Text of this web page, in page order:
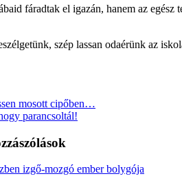
fáradtak el igazán, hanem az egész
szép lassan odaérünk az
mosott cipőben…
parancsoltál!